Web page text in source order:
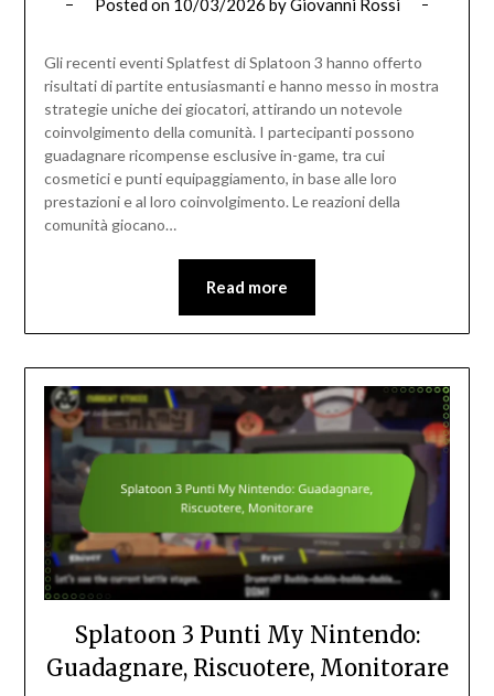
Posted on 10/03/2026 byGiovanni Rossi
Gli recenti eventi Splatfest di Splatoon 3 hanno offerto
risultati di partite entusiasmanti e hanno messo in mostra
strategie uniche dei giocatori, attirando un notevole
coinvolgimento della comunità. I partecipanti possono
guadagnare ricompense esclusive in-game, tra cui
cosmetici e punti equipaggiamento, in base alle loro
prestazioni e al loro coinvolgimento. Le reazioni della
comunità giocano…
Read more
Splatoon 3 Punti My Nintendo:
Guadagnare, Riscuotere, Monitorare